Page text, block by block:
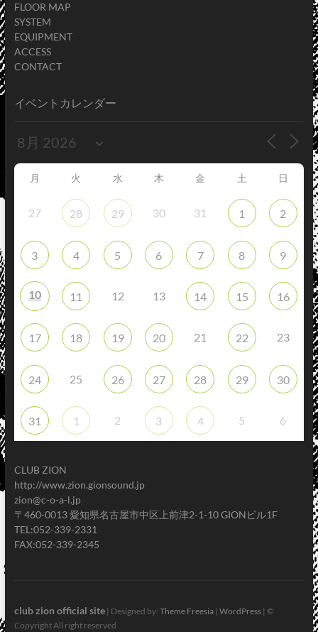
FLOOR MAP
SYSTEM
EQUIPMENT
ACCESS
CONTACT
イベントカレンダー
月 火 水 木 金 土 日
27 28 29 30 31 1 2
3 4 5 6 7 8 9
10 11 12 13 14 15 16
17 18 19 20 21 22 23
24 25 26 27 28 29 30
31 1 2 3 4 5 6
CLUB ZION
http://www.zion.gionsound.jp
zion@c-o-a-l.jp
〒460-0013 愛知県名古屋市中区上前津2-1-10 GIONビル1F
TEL:052-339-2331
FAX:052-339-2345
club zion official site| Designed by: Theme Freesia| WordPress| ©
Copyright All right reserved